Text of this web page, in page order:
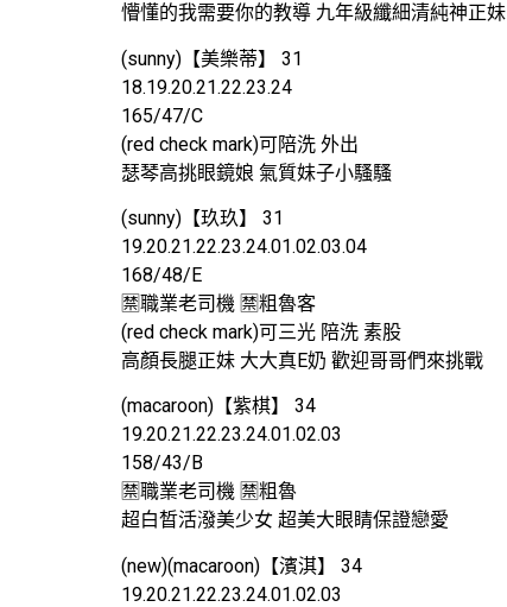
懵懂的我需要你的教導 九年級纖細清純神正妹
(sunny)【美樂蒂】 31
18.19.20.21.22.23.24
165/47/C
(red check mark)可陪洗 外出
瑟琴高挑眼鏡娘 氣質妹子小騷騷
(sunny)【玖玖】 31
19.20.21.22.23.24.01.02.03.04
168/48/E
🈲️職業老司機 🈲️粗魯客
(red check mark)可三光 陪洗 素股
高顏長腿正妹 大大真E奶 歡迎哥哥們來挑戰
(macaroon)【紫棋】 34
19.20.21.22.23.24.01.02.03
158/43/B
🈲️職業老司機 🈲️粗魯
超白晳活潑美少女 超美大眼睛保證戀愛
(new)(macaroon)【濱淇】 34
19.20.21.22.23.24.01.02.03